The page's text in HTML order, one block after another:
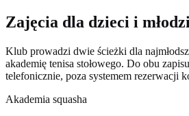
Zajęcia dla dzieci i
Klub prowadzi dwie ścieżki dla
akademię tenisa stołowego. Do obu
telefonicznie, poza systemem rezerwacji
Akademia squasha